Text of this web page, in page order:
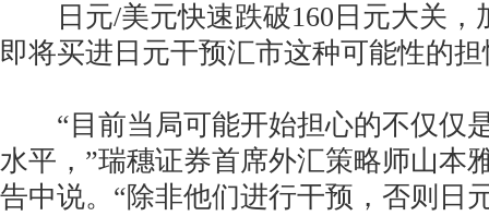
日元/美元快速跌破160日元大关，
即将买进日元干预汇市这种可能性的
“目前当局可能开始担心的不仅仅
水平，”瑞穗证券首席外汇策略师山本
告中说。“除非他们进行干预，否则日